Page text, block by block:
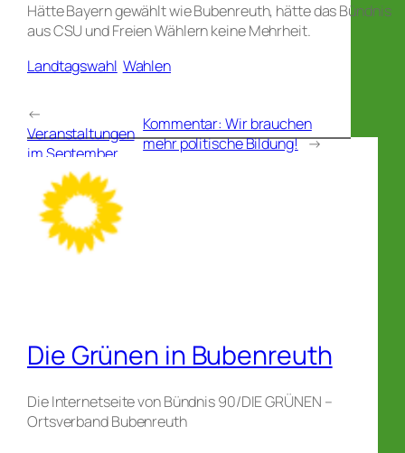
Hätte Bayern gewählt wie Bubenreuth, hätte das Bündnis
aus CSU und Freien Wählern keine Mehrheit.
Landtagswahl Wahlen
←
Veranstaltungen
im September
Kommentar: Wir brauchen
mehr politische Bildung! →
Die Grünen in Bubenreuth
Die Internetseite von Bündnis 90/DIE GRÜNEN –
Ortsverband Bubenreuth